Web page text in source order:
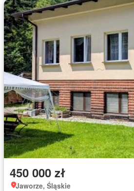
450 000 zł
Jaworze, Śląskie